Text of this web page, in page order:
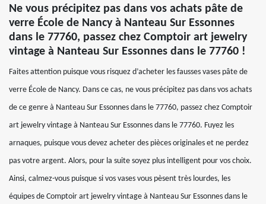
Ne vous précipitez pas dans vos achats pâte de
verre École de Nancy à Nanteau Sur Essonnes
dans le 77760, passez chez Comptoir art jewelry
vintage à Nanteau Sur Essonnes dans le 77760 !
Faites attention puisque vous risquez d’acheter les fausses vases pâte de
verre École de Nancy. Dans ce cas, ne vous précipitez pas dans vos achats
de ce genre à Nanteau Sur Essonnes dans le 77760, passez chez Comptoir
art jewelry vintage à Nanteau Sur Essonnes dans le 77760. Fuyez les
arnaques, puisque vous devez acheter des pièces originales et ne perdez
pas votre argent. Alors, pour la suite soyez plus intelligent pour vos choix.
Ainsi, calmez-vous puisque si vos vases vous pèsent très lourdes, les
équipes de Comptoir art jewelry vintage à Nanteau Sur Essonnes dans le